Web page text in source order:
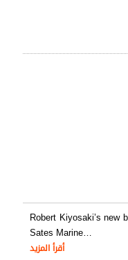
Robert Kiyosaki’s
Sates Marine…
أقرأ المزيد